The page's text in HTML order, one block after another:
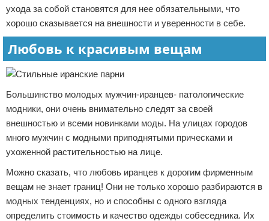
ухода за собой становятся для нее обязательными, что
хорошо сказывается на внешности и уверенности в себе.
Любовь к красивым вещам
Большинство молодых мужчин-иранцев- патологические
модники, они очень внимательно следят за своей
внешностью и всеми новинками моды. На улицах городов
много мужчин с модными приподнятыми прическами и
ухоженной растительностью на лице.
Можно сказать, что любовь иранцев к дорогим фирменным
вещам не знает границ! Они не только хорошо разбираются в
модных тенденциях, но и способны с одного взгляда
определить стоимость и качество одежды собеседника. Их